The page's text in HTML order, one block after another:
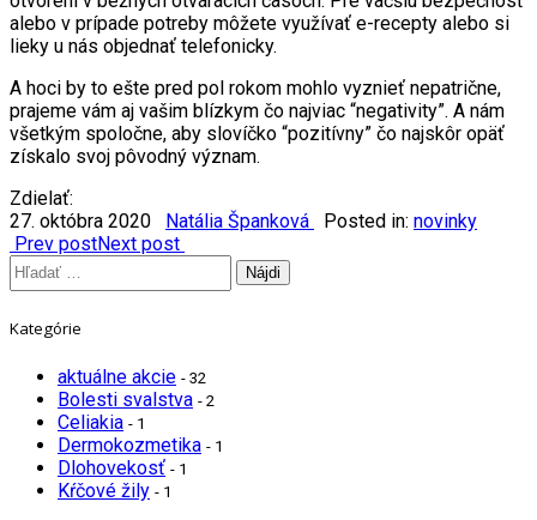
alebo v prípade potreby môžete využívať e-recepty alebo si
lieky u nás objednať telefonicky.
A hoci by to ešte pred pol rokom mohlo vyznieť nepatrične,
prajeme vám aj vašim blízkym čo najviac “negativity”. A nám
všetkým spoločne, aby slovíčko “pozitívny” čo najskôr opäť
získalo svoj pôvodný význam.
Zdielať:
27. októbra 2020
Natália Španková Posted in: novinky
Prev postNext post
Hľadať:
Kategórie
aktuálne akcie - 32
Bolesti svalstva - 2
Celiakia - 1
Dermokozmetika - 1
Dlohovekosť - 1
Kŕčové žily - 1